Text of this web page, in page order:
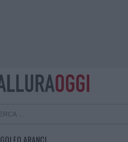
GOLFO ARANCI